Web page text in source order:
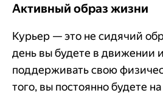
Активный образ жизни
Курьер — это не сидячий
день вы будете в движении
поддерживать свою
того, вы постоянно будете